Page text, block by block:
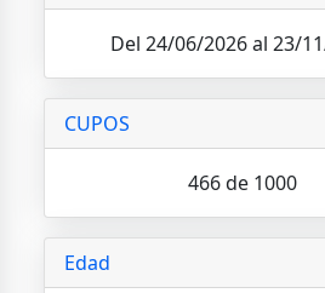
Del 24/06/2026 al 23/
CUPOS
466 de 1000
Edad